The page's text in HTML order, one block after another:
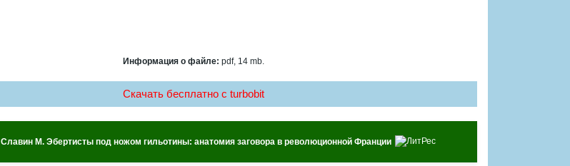
Информация о файле: pdf, 14 mb.
Скачать бесплатно c turbobit
Славин М. Эбертисты под ножом гильотины: анатомия заговора в революционной Франции